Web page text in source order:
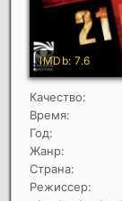
Качество:
Время:
Год:
Жанр:
Страна:
Режиссер: